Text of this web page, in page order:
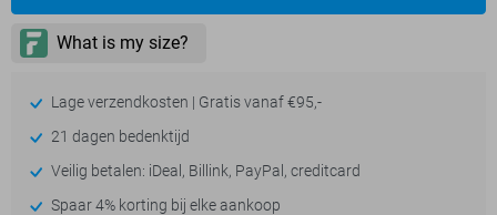
Lage verzendkosten | Gratis vanaf €95,-
21 dagen bedenktijd
Veilig betalen: iDeal, Billink, PayPal, creditcard
Spaar 4% korting bij elke aankoop